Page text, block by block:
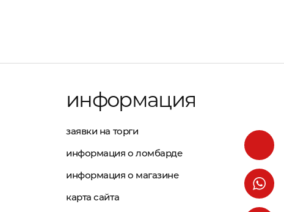
информация
заявки на торги
информация о ломбарде
информация о магазине
карта сайта